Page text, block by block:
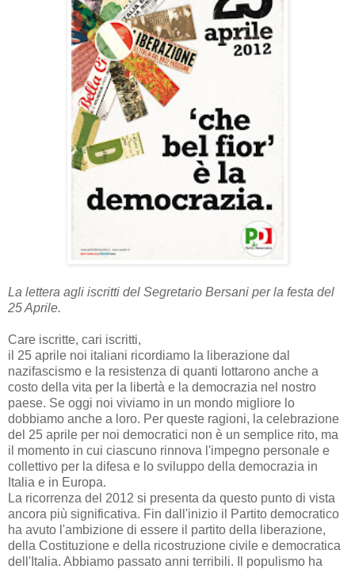
La lettera agli iscritti del Segretario Bersani per la festa del
25 Aprile.
Care iscritte, cari iscritti,
il 25 aprile noi italiani ricordiamo la liberazione dal
nazifascismo e la resistenza di quanti lottarono anche a
costo della vita per la libertà e la democrazia nel nostro
paese. Se oggi noi viviamo in un mondo migliore lo
dobbiamo anche a loro. Per queste ragioni, la celebrazione
del 25 aprile per noi democratici non è un semplice rito, ma
il momento in cui ciascuno rinnova l'impegno personale e
collettivo per la difesa e lo sviluppo della democrazia in
Italia e in Europa.
La ricorrenza del 2012 si presenta da questo punto di vista
ancora più significativa. Fin dall'inizio il Partito democratico
ha avuto l'ambizione di essere il partito della liberazione,
della Costituzione e della ricostruzione civile e democratica
dell'Italia. Abbiamo passato anni terribili. Il populismo ha